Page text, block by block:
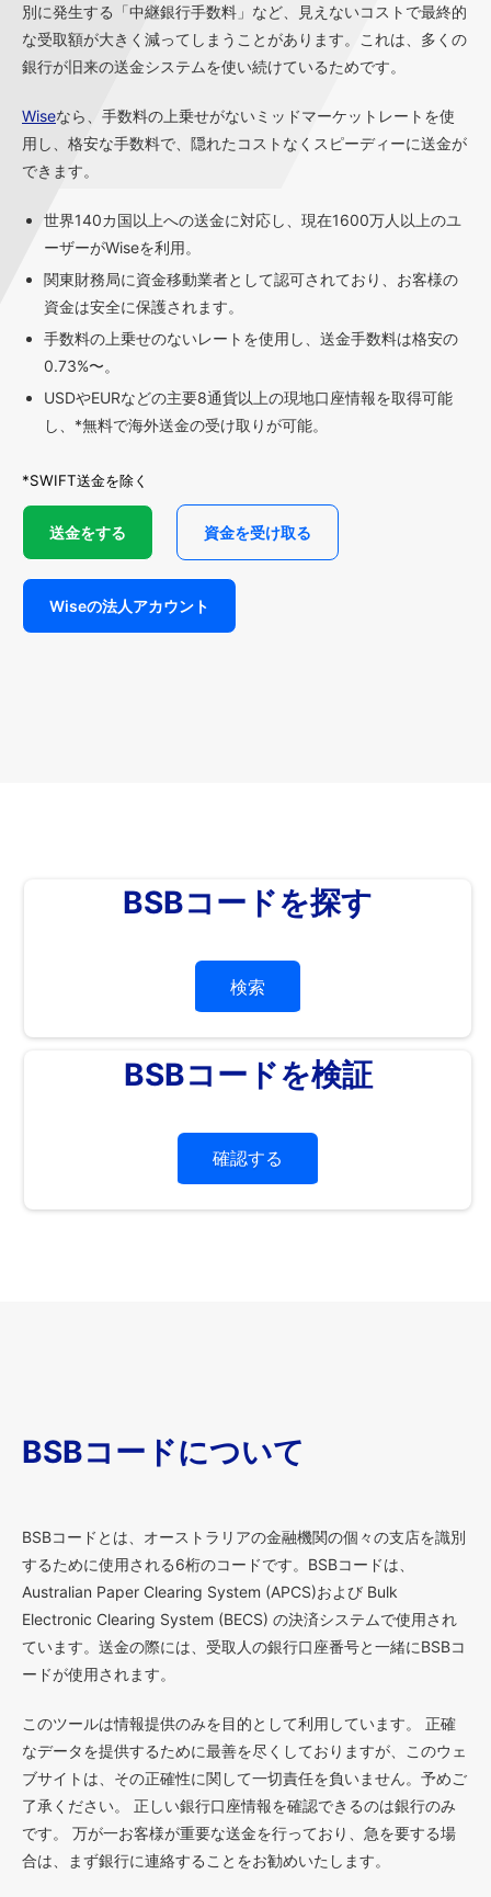
別に発生する「中継銀行手数料」など、見えないコストで最終的
な受取額が大きく減ってしまうことがあります。これは、多くの
銀行が旧来の送金システムを使い続けているためです。
Wiseなら、手数料の上乗せがないミッドマーケットレートを使
用し、格安な手数料で、隠れたコストなくスピーディーに送金が
できます。
世界140カ国以上への送金に対応し、現在1600万人以上のユ
ーザーがWiseを利用。
関東財務局に資金移動業者として認可されており、お客様の
資金は安全に保護されます。
手数料の上乗せのないレートを使用し、送金手数料は格安の
0.73%〜。
USDやEURなどの主要8通貨以上の現地口座情報を取得可能
し、*無料で海外送金の受け取りが可能。
*SWIFT送金を除く
送金をする 資金を受け取る
Wiseの法人アカウント
BSBコードを探す
検索
BSBコードを検証
確認する
BSBコードについて
BSBコードとは、オーストラリアの金融機関の個々の支店を識別
するために使用される6桁のコードです。BSBコードは、
Australian Paper Clearing System (APCS)および Bulk
Electronic Clearing System (BECS) の決済システムで使用され
ています。送金の際には、受取人の銀行口座番号と一緒にBSBコ
ードが使用されます。
このツールは情報提供のみを目的として利用しています。 正確
なデータを提供するために最善を尽くしておりますが、このウェ
ブサイトは、その正確性に関して一切責任を負いません。予めご
了承ください。 正しい銀行口座情報を確認できるのは銀行のみ
です。 万が一お客様が重要な送金を行っており、急を要する場
合は、まず銀行に連絡することをお勧めいたします。